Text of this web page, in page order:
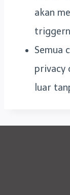
akan
Semua
privacy
luar